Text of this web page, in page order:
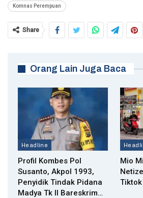
Komnas Perempuan
Share
Orang Lain Juga Baca
Headline
Profil Kombes Pol
Susanto, Akpol 1993,
Penyidik Tindak Pidana
Madya Tk II Bareskrim…
Mio